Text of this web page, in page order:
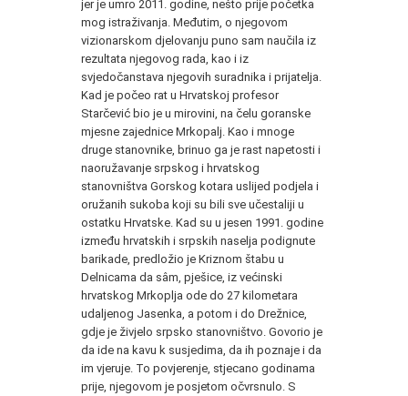
jer je umro 2011. godine, nešto prije početka
mog istraživanja. Međutim, o njegovom
vizionarskom djelovanju puno sam naučila iz
rezultata njegovog rada, kao i iz
svjedočanstava njegovih suradnika i prijatelja.
Kad je počeo rat u Hrvatskoj profesor
Starčević bio je u mirovini, na čelu goranske
mjesne zajednice Mrkopalj. Kao i mnoge
druge stanovnike, brinuo ga je rast napetosti i
naoružavanje srpskog i hrvatskog
stanovništva Gorskog kotara uslijed podjela i
oružanih sukoba koji su bili sve učestaliji u
ostatku Hrvatske. Kad su u jesen 1991. godine
između hrvatskih i srpskih naselja podignute
barikade, predložio je Kriznom štabu u
Delnicama da sâm, pješice, iz većinski
hrvatskog Mrkoplja ode do 27 kilometara
udaljenog Jasenka, a potom i do Drežnice,
gdje je živjelo srpsko stanovništvo. Govorio je
da ide na kavu k susjedima, da ih poznaje i da
im vjeruje. To povjerenje, stjecano godinama
prije, njegovom je posjetom očvrsnulo. S